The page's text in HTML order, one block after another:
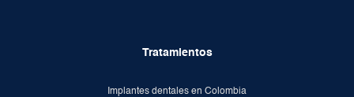
Tratamientos
Implantes dentales en Colombia